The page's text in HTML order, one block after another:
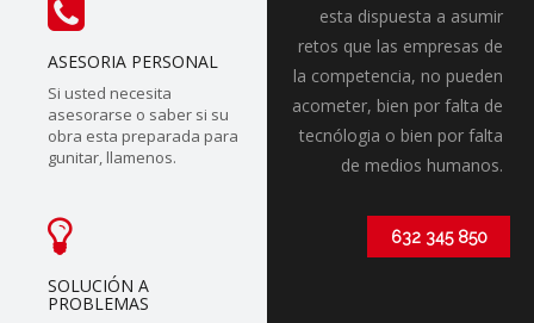
ASESORIA PERSONAL
Si usted necesita
asesorarse o saber si su
obra esta preparada para
gunitar, llamenos.
SOLUCIÓN A
PROBLEMAS
esta dispuesta a asumir
retos que las empresas de
la competencia, no pueden
acometer, bien por falta de
tecnólogia o bien por falta
de medios humanos.
632 345 850